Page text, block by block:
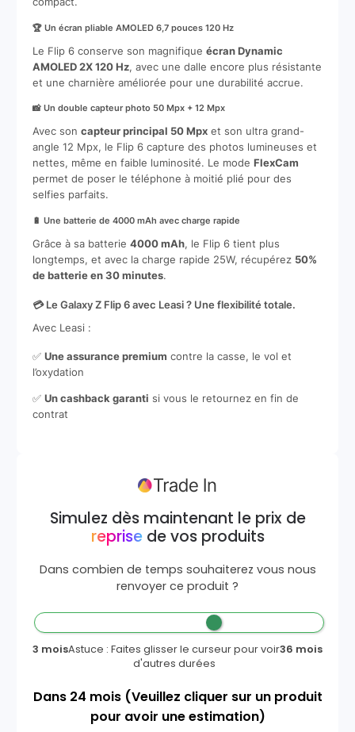
🏆 Un écran pliable AMOLED 6,7 pouces 120 Hz
Le Flip 6 conserve son magnifique écran Dynamic
AMOLED 2X 120 Hz, avec une dalle encore plus résistante
et une charnière améliorée pour une durabilité accrue.
📸 Un double capteur photo 50 Mpx + 12 Mpx
Avec son capteur principal 50 Mpxet son ultra grand-
angle 12 Mpx, le Flip 6 capture des photos lumineuses et
nettes, même en faible luminosité. Le mode FlexCam
permet de poser le téléphone à moitié plié pour des
selfies parfaits.
🔋 Une batterie de 4000 mAh avec charge rapide
Grâce à sa batterie 4000 mAh, le Flip 6 tient plus
longtemps, et avec la charge rapide 25W, récupérez 50%
de batterie en 30 minutes.
💳 Le Galaxy Z Flip 6 avec Leasi ? Une flexibilité totale.
Avec Leasi :
✅ Une assurance premium contre la casse, le vol et
l’oxydation
✅ Un cashback garanti si vous le retournez en fin de
contrat
Simulez dès maintenant le prix de
reprisede vos produits
Dans combien de temps souhaiterez vous nous
renvoyer ce produit ?
3 moisAstuce : Faites glisser le curseur pour voir
d'autres durées
36 mois
Dans 24 mois (Veuillez cliquer sur un produit
pour avoir une estimation)